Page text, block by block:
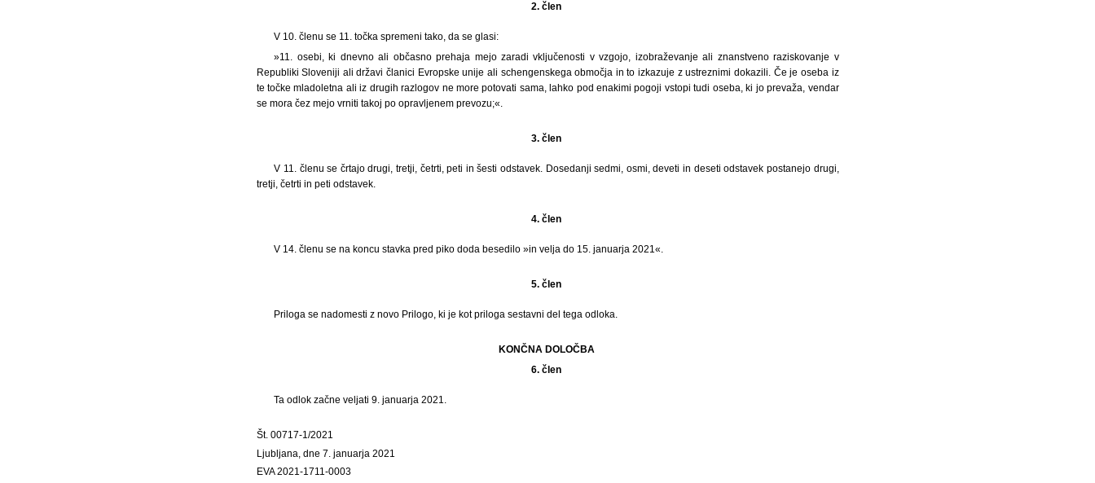
2. člen
V 10. členu se 11. točka spremeni tako, da se glasi:
»11. osebi, ki dnevno ali občasno prehaja mejo zaradi vključenosti v vzgojo, izobraževanje ali znanstveno raziskovanje v
Republiki Sloveniji ali državi članici Evropske unije ali schengenskega območja in to izkazuje z ustreznimi dokazili. Če je oseba iz
te točke mladoletna ali iz drugih razlogov ne more potovati sama, lahko pod enakimi pogoji vstopi tudi oseba, ki jo prevaža, vendar
se mora čez mejo vrniti takoj po opravljenem prevozu;«.
3. člen
V 11. členu se črtajo drugi, tretji, četrti, peti in šesti odstavek. Dosedanji sedmi, osmi, deveti in deseti odstavek postanejo drugi,
tretji, četrti in peti odstavek.
4. člen
V 14. členu se na koncu stavka pred piko doda besedilo »in velja do 15. januarja 2021«.
5. člen
Priloga se nadomesti z novo Prilogo, ki je kot priloga sestavni del tega odloka.
KONČNA DOLOČBA
6. člen
Ta odlok začne veljati 9. januarja 2021.
Št. 00717-1/2021
Ljubljana, dne 7. januarja 2021
EVA 2021-1711-0003